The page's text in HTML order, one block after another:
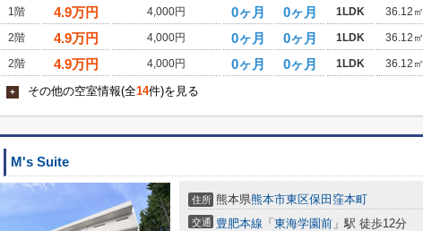
1階
4.9万円 4,000円 0ヶ月 0ヶ月 1LDK 36.12㎡
2階
4.9万円 4,000円 0ヶ月 0ヶ月 1LDK 36.12㎡
2階
4.9万円 4,000円 0ヶ月 0ヶ月 1LDK 36.12㎡
+ その他の空室情報(全14件)を見る
M's Suite
住所 熊本県熊本市東区保田窪本町
交通 豊肥本線 「 東海学園前 」駅 徒歩12分